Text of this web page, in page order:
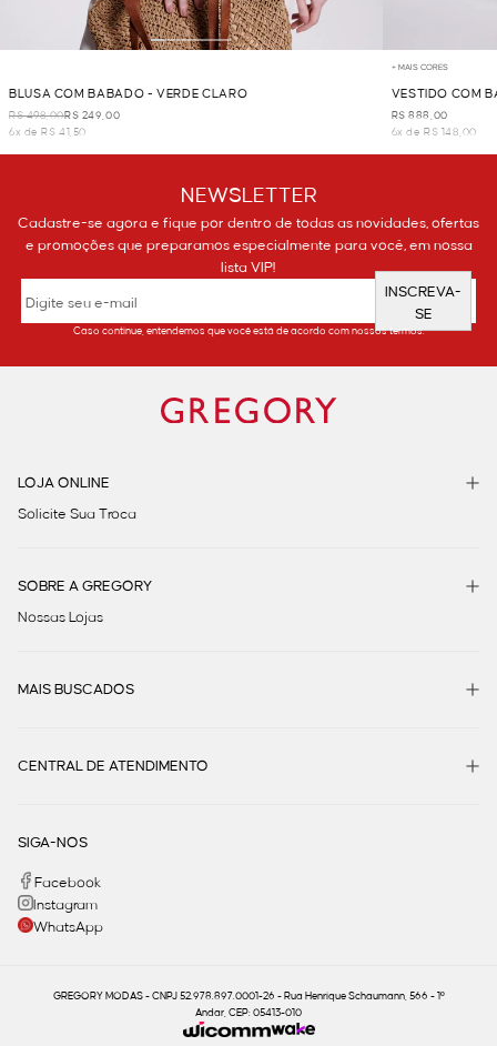
BLUSA COM BABADO - VERDE CLARO
R$ 498,00R$ 249,00
6x de R$ 41,50
+ MAIS CORES
VESTIDO COM
R$ 888,00
6x de R$ 148,00
NEWSLETTER
Cadastre-se agora e fique por dentro de todas as novidades, ofertas
e promoções que preparamos especialmente para você, em nossa
lista VIP!
INSCREVA-
SE
Caso continue, entendemos que você está de acordo com nossos termos.
LOJA ONLINE
Solicite Sua Troca
SOBRE A GREGORY
Nossas Lojas
MAIS BUSCADOS
CENTRAL DE ATENDIMENTO
SIGA-NOS
Facebook
Instagram
WhatsApp
GREGORY MODAS - CNPJ 52.978.897.0001-26 - Rua Henrique Schaumann, 566 - 1º
Andar, CEP: 05413-010